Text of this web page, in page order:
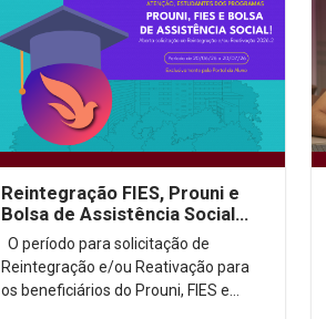
Reintegração FIES, Prouni e
Bolsa de Assistência Social
2026.2
O período para solicitação de
Reintegração e/ou Reativação para
os beneficiários do Prouni, FIES e